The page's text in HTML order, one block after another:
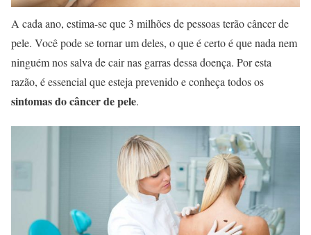
A cada ano, estima-se que 3 milhões de pessoas terão câncer de
pele. Você pode se tornar um deles, o que é certo é que nada nem
ninguém nos salva de cair nas garras dessa doença. Por esta
razão, é essencial que esteja prevenido e conheça todos os
sintomas do câncer de pele.